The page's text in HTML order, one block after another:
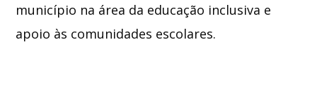
município na área da educação inclusiva e
apoio às comunidades escolares.